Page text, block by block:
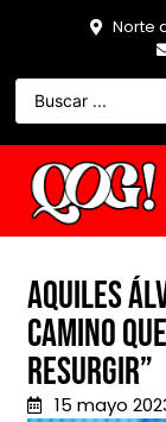
Norte
Aquiles
camino
resurgir”
15 mayo